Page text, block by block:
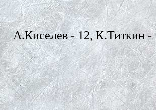
А.Киселев - 12, К.Титкин